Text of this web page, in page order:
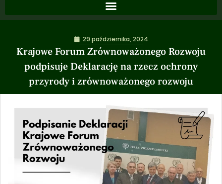
Krajowe Forum Zrównoważonego Rozwoju
podpisuje Deklarację na rzecz ochrony
przyrody i zrównoważonego rozwoju
29 października, 2024